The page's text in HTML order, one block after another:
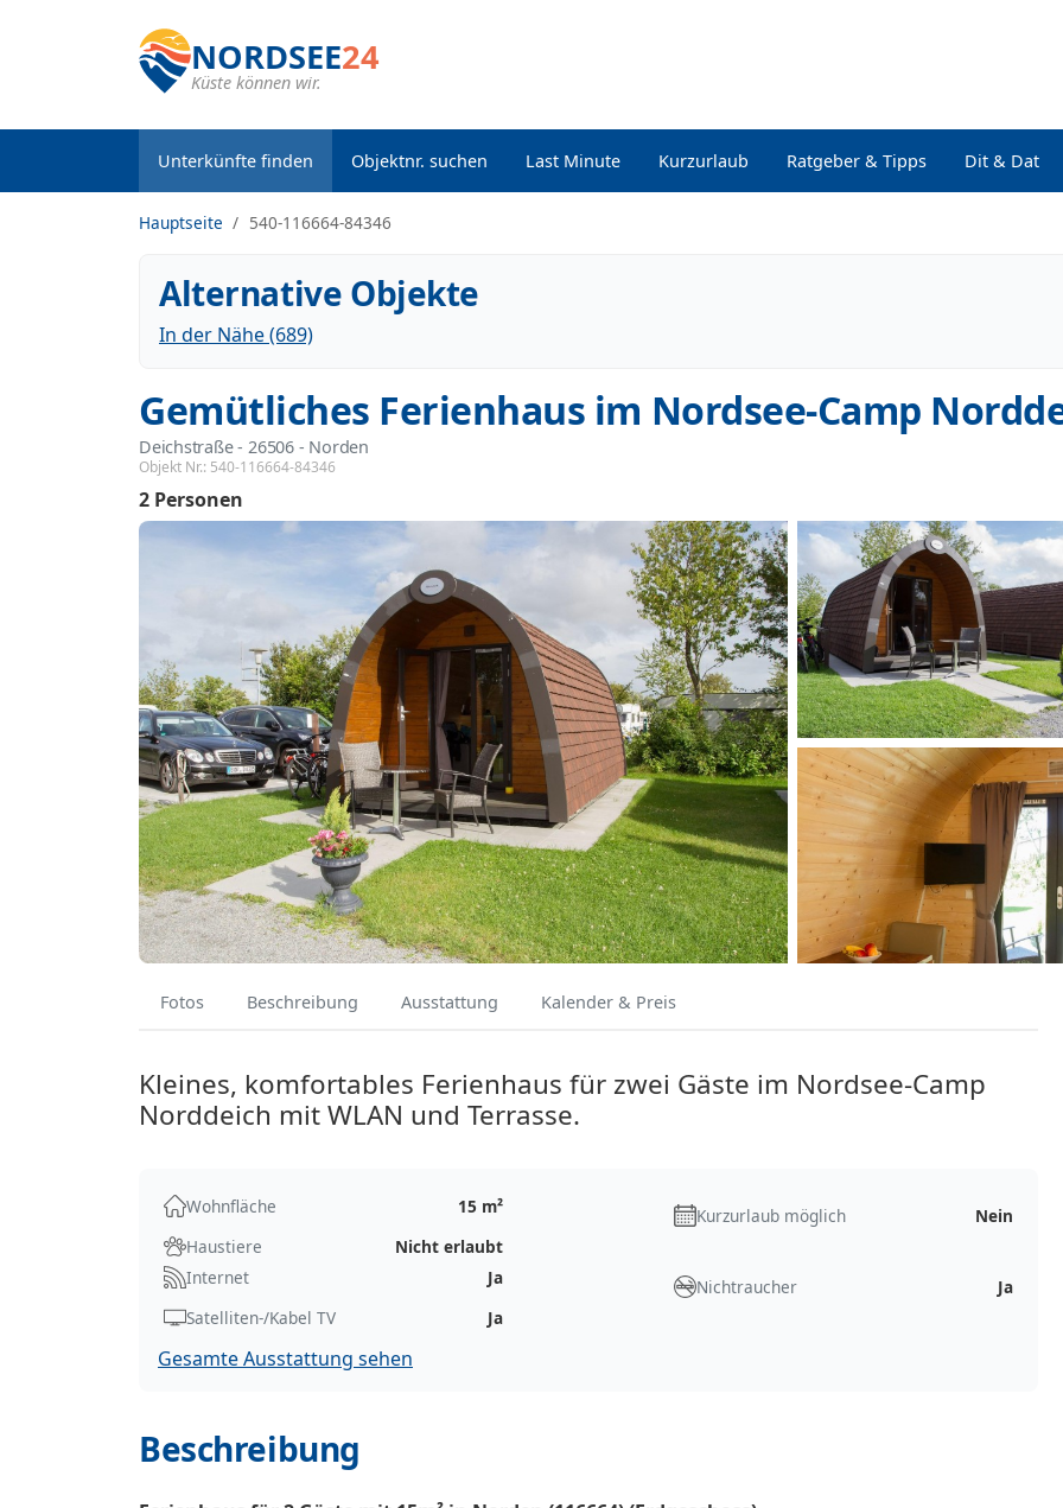
NORDSEE24
Küste können wir.
Unterkünfte finden Objektnr. suchen Last Minute Kurzurlaub Ratgeber & Tipps Dit & Dat
Hauptseite 540-116664-84346
Alternative Objekte
In der Nähe (689)
Gemütliches Ferienhaus im Nordsee-Camp
Deichstraße - 26506 - Norden
Objekt Nr.: 540-116664-84346
2 Personen
Fotos Beschreibung Ausstattung Kalender & Preis
Kleines, komfortables Ferienhaus für zwei Gäste im Nordsee-Camp
Norddeich mit WLAN und Terrasse.
Wohnfläche
15 m²
Haustiere
Nicht erlaubt
Kurzurlaub möglich Nein
Internet
Ja
Satelliten-/Kabel TV
Ja
Nichtraucher Ja
Gesamte Ausstattung sehen
Beschreibung